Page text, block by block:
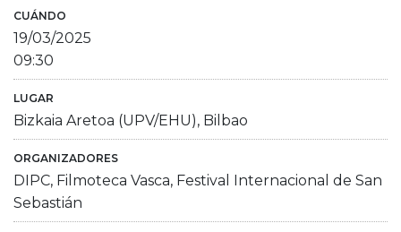
CUÁNDO
19/03/2025
09:30
LUGAR
Bizkaia Aretoa (UPV/EHU), Bilbao
ORGANIZADORES
DIPC, Filmoteca Vasca, Festival Internacional de San
Sebastián